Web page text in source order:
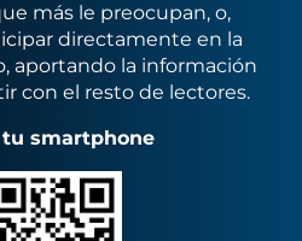
más le preocupan, o,
directamente en la
aportando la información
con el resto de lectores.
smartphone